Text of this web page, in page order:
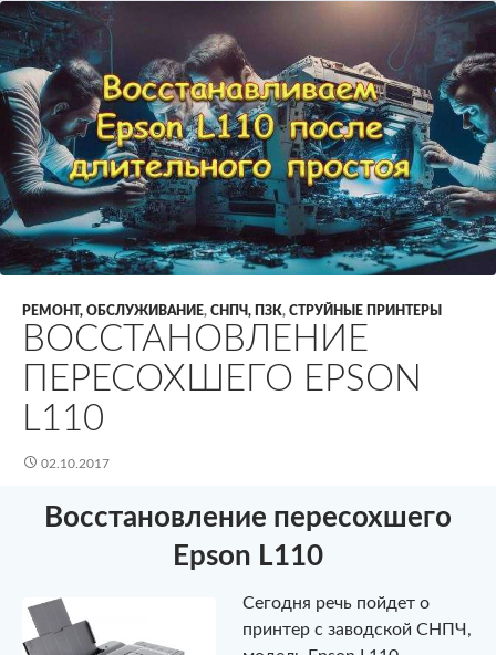
РЕМОНТ, ОБСЛУЖИВАНИЕ, СНПЧ, ПЗК, СТРУЙНЫЕ ПРИНТЕРЫ
ВОССТАНОВЛЕНИЕ
ПЕРЕСОХШЕГО EPSON
L110
02.10.2017
Восстановление пересохшего
Epson L110
Сегодня речь пойдет о
принтер с заводской СНПЧ,